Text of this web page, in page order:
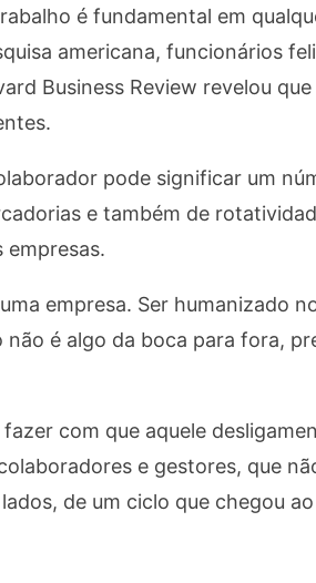
é fundamental em
americana, funcionários
Business Review revelou
pode significar um
e também de
empresas.
empresa. Ser humanizado
é algo da boca para fora,
com que aquele
e gestores, que
de um ciclo que chegou